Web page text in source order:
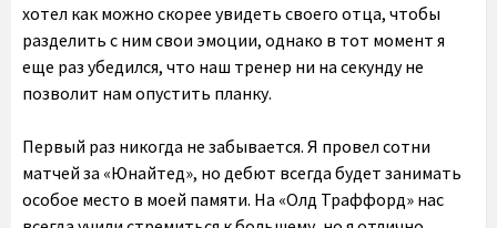
хотел как можно скорее увидеть своего отца, чтобы
разделить с ним свои эмоции, однако в тот момент я
еще раз убедился, что наш тренер ни на секунду не
позволит нам опустить планку.
Первый раз никогда не забывается. Я провел сотни
матчей за «Юнайтед», но дебют всегда будет занимать
особое место в моей памяти. На «Олд Траффорд» нас